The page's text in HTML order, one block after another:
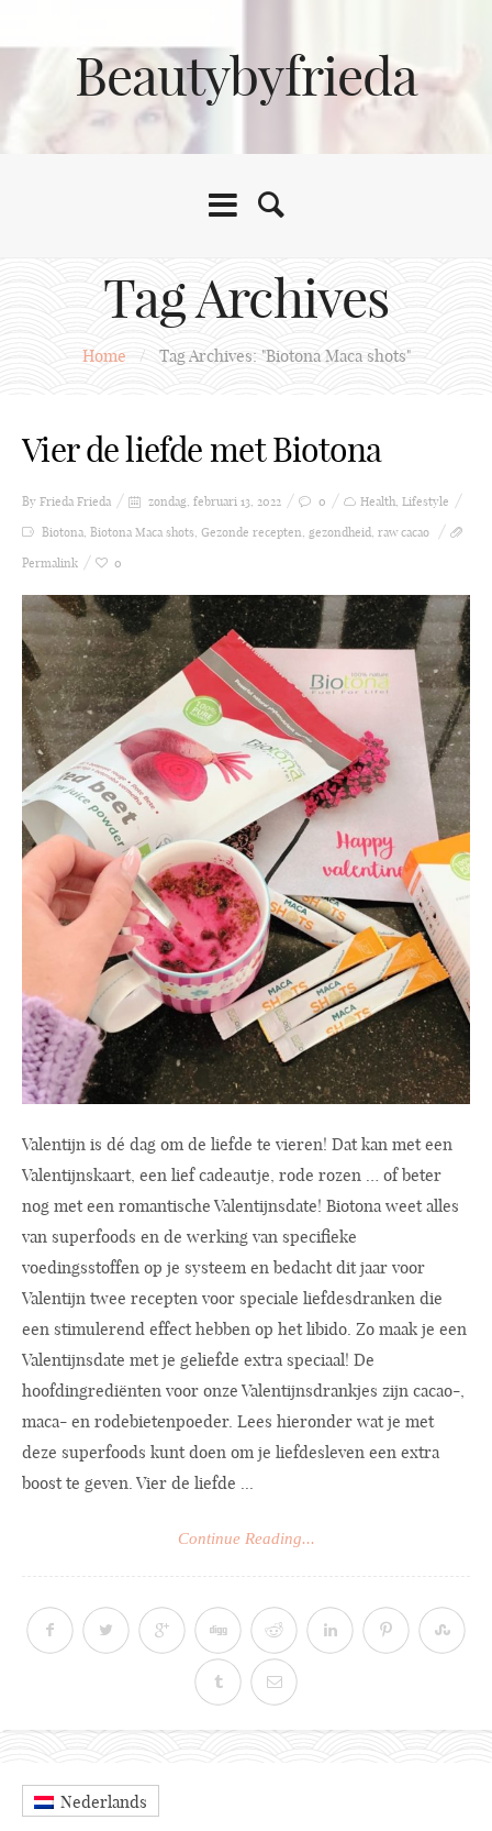
Beautybyfrieda
Tag Archives
Home / Tag Archives: "Biotona Maca shots"
Vier de liefde met Biotona
By Frieda Frieda zondag, februari 13, 2022 0 Health, Lifestyle
Biotona, Biotona Maca shots, Gezonde recepten, gezondheid, raw cacao
Permalink
0
Valentijn is dé dag om de liefde te vieren! Dat kan met een
Valentijnskaart, een lief cadeautje, rode rozen … of beter
nog met een romantische Valentijnsdate! Biotona weet alles
van superfoods en de werking van specifieke
voedingsstoffen op je systeem en bedacht dit jaar voor
Valentijn twee recepten voor speciale liefdesdranken die
een stimulerend effect hebben op het libido. Zo maak je een
Valentijnsdate met je geliefde extra speciaal! De
hoofdingrediënten voor onze Valentijnsdrankjes zijn cacao-,
maca- en rodebietenpoeder. Lees hieronder wat je met
deze superfoods kunt doen om je liefdesleven een extra
boost te geven. Vier de liefde ...
Continue Reading...
Nederlands